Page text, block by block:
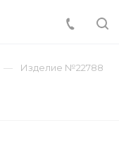
Изделие №22788